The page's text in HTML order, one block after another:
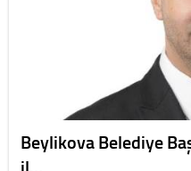
Beylikova Belediye